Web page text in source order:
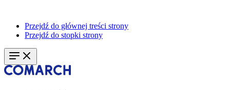
Przejdź do głównej treści strony
Przejdź do stopki strony